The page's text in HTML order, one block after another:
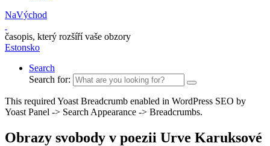
NaVýchod
časopis, který rozšíří vaše obzory
Estonsko
Search
Search for:
This required Yoast Breadcrumb enabled in WordPress SEO by
Yoast Panel -> Search Appearance -> Breadcrumbs.
Obrazy svobody v poezii Urve Karuksové